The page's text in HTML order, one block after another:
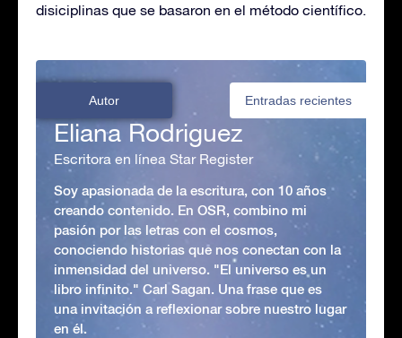
disiciplinas que se basaron en el método científico.
Autor Entradas recientes
Eliana Rodriguez
Escritora en línea Star Register
Soy apasionada de la escritura, con 10 años
creando contenido. En OSR, combino mi
pasión por las letras con el cosmos,
conociendo historias que nos conectan con la
inmensidad del universo. "El universo es un
libro infinito." Carl Sagan. Una frase que es
una invitación a reflexionar sobre nuestro lugar
en él.